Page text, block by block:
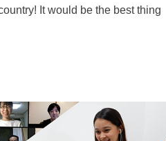
It would be the best thing